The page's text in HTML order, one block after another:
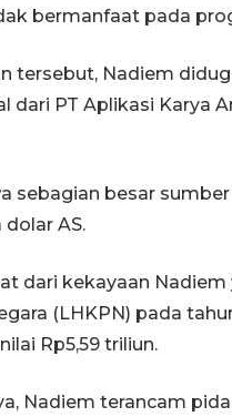
bermanfaat pada
tersebut, Nadiem
dari PT Aplikasi Karya
sebagian besar
dolar AS.
dari kekayaan
(LHKPN) pada
Rp5,59 triliun.
Nadiem terancam